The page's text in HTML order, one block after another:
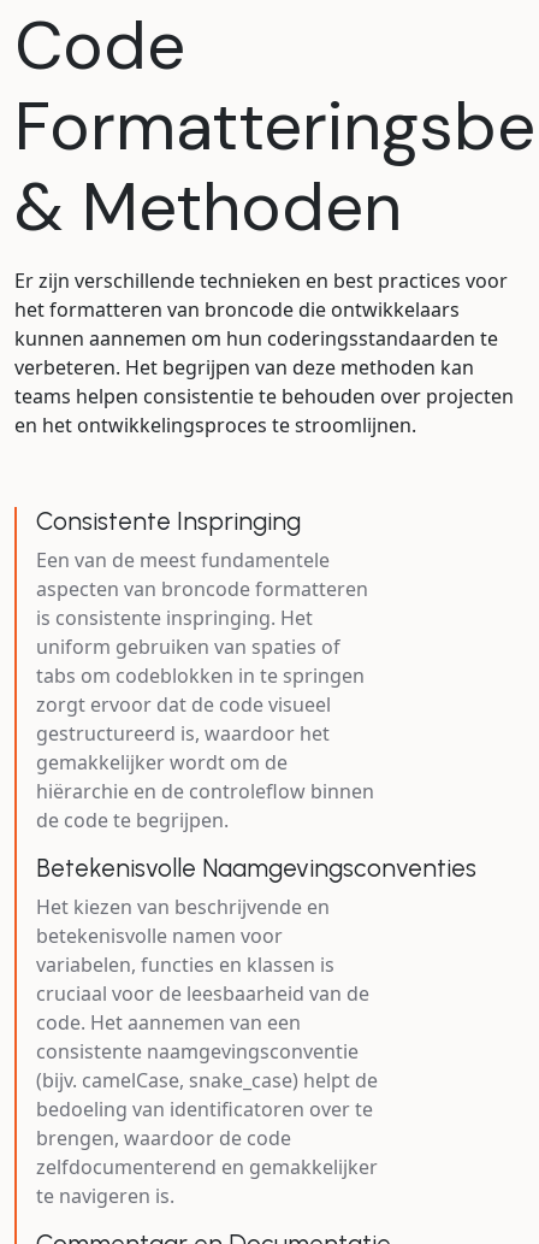
Code
& Methoden
Er zijn verschillende technieken en best practices voor
het formatteren van broncode die ontwikkelaars
kunnen aannemen om hun coderingsstandaarden te
verbeteren. Het begrijpen van deze methoden kan
teams helpen consistentie te behouden over projecten
en het ontwikkelingsproces te stroomlijnen.
Consistente Inspringing
Een van de meest fundamentele
aspecten van broncode formatteren
is consistente inspringing. Het
uniform gebruiken van spaties of
tabs om codeblokken in te springen
zorgt ervoor dat de code visueel
gestructureerd is, waardoor het
gemakkelijker wordt om de
hiërarchie en de controleflow binnen
de code te begrijpen.
Betekenisvolle Naamgevingsconventies
Het kiezen van beschrijvende en
betekenisvolle namen voor
variabelen, functies en klassen is
cruciaal voor de leesbaarheid van de
code. Het aannemen van een
consistente naamgevingsconventie
(bijv. camelCase, snake_case) helpt de
bedoeling van identificatoren over te
brengen, waardoor de code
zelfdocumenterend en gemakkelijker
te navigeren is.